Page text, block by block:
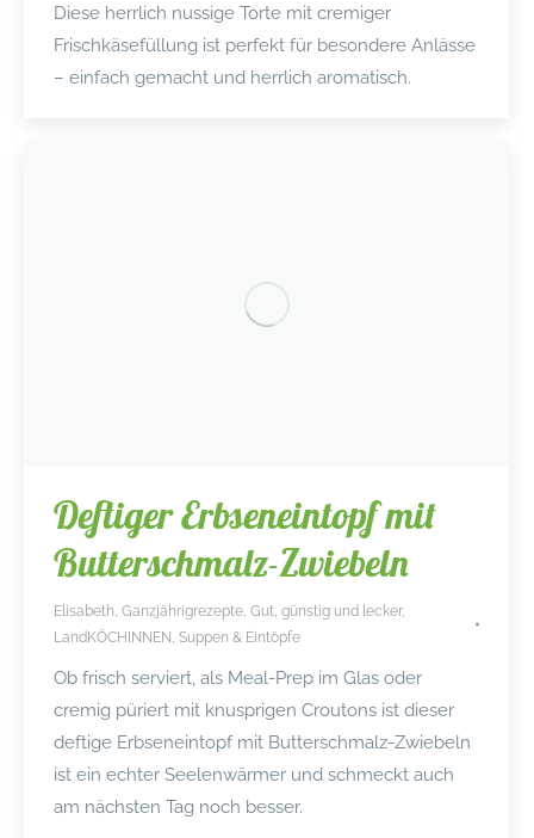
Diese herrlich nussige Torte mit cremiger
Frischkäsefüllung ist perfekt für besondere Anlässe
– einfach gemacht und herrlich aromatisch.
Deftiger Erbseneintopf mit
Butterschmalz-Zwiebeln
Elisabeth Ganzjährigrezepte Gut, günstig und lecker,
LandKÖCHINNEN Suppen & Eintöpfe
Ob frisch serviert, als Meal-Prep im Glas oder
cremig püriert mit knusprigen Croutons ist dieser
deftige Erbseneintopf mit Butterschmalz-Zwiebeln
ist ein echter Seelenwärmer und schmeckt auch
am nächsten Tag noch besser.